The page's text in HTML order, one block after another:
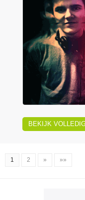
BEKIJK
1 2 » »»